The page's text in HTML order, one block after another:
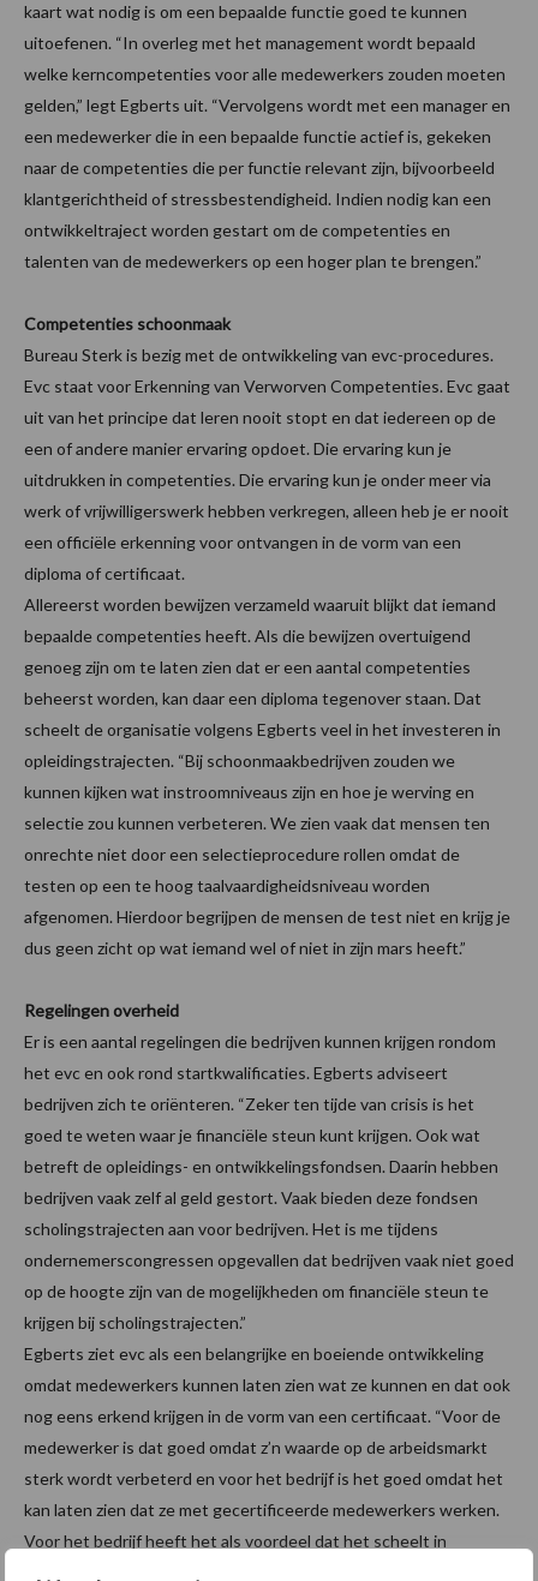
kaart wat nodig is om een bepaalde functie goed te kunnen
uitoefenen. “In overleg met het management wordt bepaald
welke kerncompetenties voor alle medewerkers zouden moeten
gelden,” legt Egberts uit. “Vervolgens wordt met een manager en
een medewerker die in een bepaalde functie actief is, gekeken
naar de competenties die per functie relevant zijn, bijvoorbeeld
klantgerichtheid of stressbestendigheid. Indien nodig kan een
ontwikkeltraject worden gestart om de competenties en
talenten van de medewerkers op een hoger plan te brengen.”
Competenties schoonmaak
Bureau Sterk is bezig met de ontwikkeling van evc-procedures.
Evc staat voor Erkenning van Verworven Competenties. Evc gaat
uit van het principe dat leren nooit stopt en dat iedereen op de
een of andere manier ervaring opdoet. Die ervaring kun je
uitdrukken in competenties. Die ervaring kun je onder meer via
werk of vrijwilligerswerk hebben verkregen, alleen heb je er nooit
een officiële erkenning voor ontvangen in de vorm van een
diploma of certificaat.
Allereerst worden bewijzen verzameld waaruit blijkt dat iemand
bepaalde competenties heeft. Als die bewijzen overtuigend
genoeg zijn om te laten zien dat er een aantal competenties
beheerst worden, kan daar een diploma tegenover staan. Dat
scheelt de organisatie volgens Egberts veel in het investeren in
opleidingstrajecten. “Bij schoonmaakbedrijven zouden we
kunnen kijken wat instroomniveaus zijn en hoe je werving en
selectie zou kunnen verbeteren. We zien vaak dat mensen ten
onrechte niet door een selectieprocedure rollen omdat de
testen op een te hoog taalvaardigheidsniveau worden
afgenomen. Hierdoor begrijpen de mensen de test niet en krijg je
dus geen zicht op wat iemand wel of niet in zijn mars heeft.”
Regelingen overheid
Er is een aantal regelingen die bedrijven kunnen krijgen rondom
het evc en ook rond startkwalificaties. Egberts adviseert
bedrijven zich te oriënteren. “Zeker ten tijde van crisis is het
goed te weten waar je financiële steun kunt krijgen. Ook wat
betreft de opleidings- en ontwikkelingsfondsen. Daarin hebben
bedrijven vaak zelf al geld gestort. Vaak bieden deze fondsen
scholingstrajecten aan voor bedrijven. Het is me tijdens
ondernemerscongressen opgevallen dat bedrijven vaak niet goed
op de hoogte zijn van de mogelijkheden om financiële steun te
krijgen bij scholingstrajecten.”
Egberts ziet evc als een belangrijke en boeiende ontwikkeling
omdat medewerkers kunnen laten zien wat ze kunnen en dat ook
nog eens erkend krijgen in de vorm van een certificaat. “Voor de
medewerker is dat goed omdat z’n waarde op de arbeidsmarkt
sterk wordt verbeterd en voor het bedrijf is het goed omdat het
kan laten zien dat ze met gecertificeerde medewerkers werken.
Voor het bedrijf heeft het als voordeel dat het scheelt in